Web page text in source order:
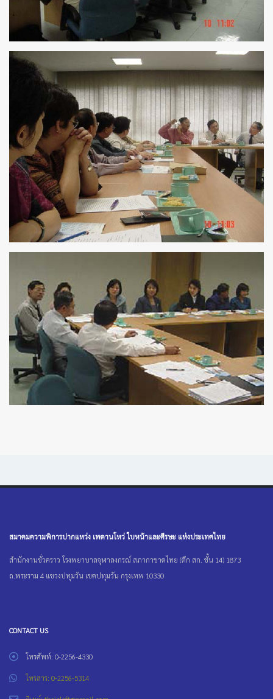
สมาคมความพิการปากแหว่ง เพดานโหว่ ใบหน้าและศีรษะ แห่งประเทศไทย
สำนักงานชั่วคราว โรงพยาบาลจุฬาลงกรณ์ สภากาชาดไทย (ตึก สก. ชั้น 14) 1873
ถ.พระราม 4 แขวงปทุมวัน เขตปทุมวัน กรุงเทพ 10330
CONTACT US
โทรศัพท์: 0-2256-4330
โทรสาร: 0-2256-5314